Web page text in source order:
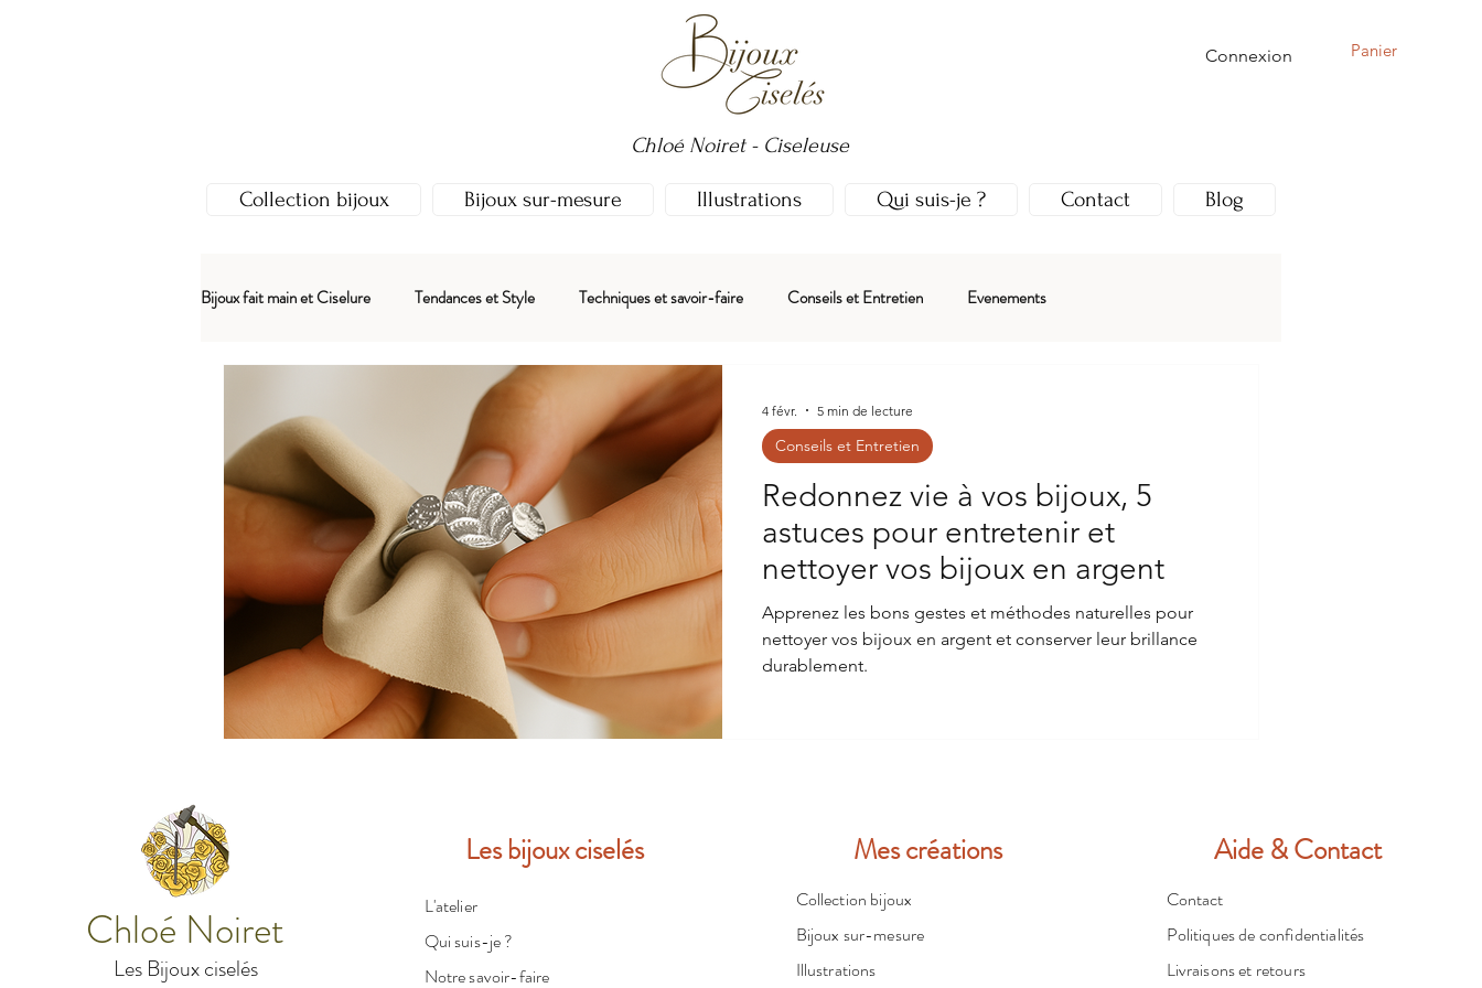
Panier
Connexion
Chloé Noiret - Ciseleuse
Collection bijoux Bijoux sur-mesure Illustrations Qui suis-je ? Contact Blog
Bijoux fait main et Ciselure Tendances et Style Techniques et savoir-faire Conseils et Entretien Evenements
Redonnez vie à vos bijoux, 5
astuces pour entretenir et
nettoyer vos bijoux en argent
Apprenez les bons gestes et méthodes naturelles pour
nettoyer vos bijoux en argent et conserver leur brillance
durablement.
Conseils et Entretien
4 févr. 5 min de lecture
Chloé Noiret
Les Bijoux ciselés
Les bijoux ciselés
L'atelier
Qui suis-je ?
Notre savoir-faire
Mes créations
Collection bijoux
Bijoux sur-mesure
Illustrations
Aide & Contact
Contact
Politiques de confidentialités
Livraisons et retours